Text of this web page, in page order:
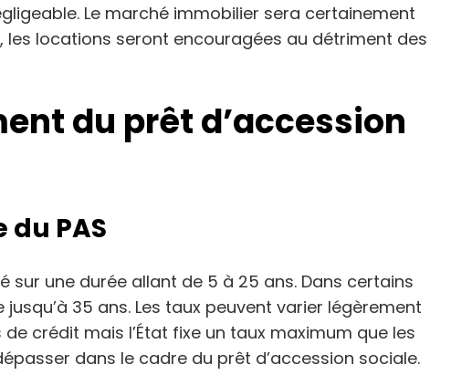
Le marché immobilier sera certainement
locations seront encouragées au détriment des
du prêt d’accession
du PAS
sur une durée allant de 5 à 25 ans. Dans certains
35 ans. Les taux peuvent varier légèrement
crédit mais l’État fixe un taux maximum que les
dans le cadre du prêt d’accession sociale.